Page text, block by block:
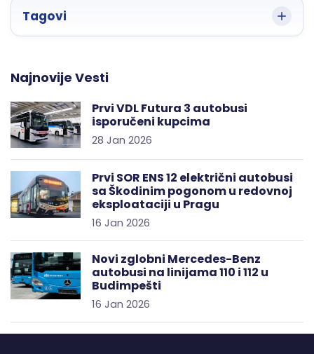
Tagovi
Najnovije Vesti
Prvi VDL Futura 3 autobusi
isporučeni kupcima
28 Jan 2026
Prvi SOR ENS 12 električni autobusi
sa Škodinim pogonom u redovnoj
eksploataciji u Pragu
16 Jan 2026
Novi zglobni Mercedes-Benz
autobusi na linijama 110 i 112 u
Budimpešti
16 Jan 2026